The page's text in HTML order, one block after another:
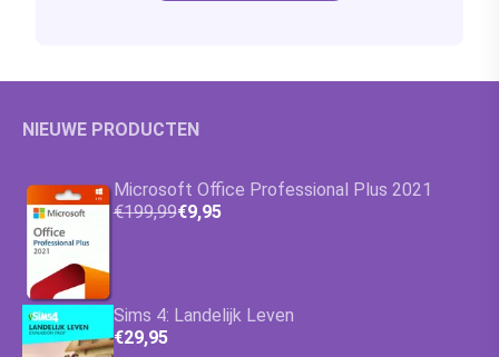
NIEUWE PRODUCTEN
Microsoft Office Professional Plus 2021
€199,99€9,95
Sims 4: Landelijk Leven
€29,95